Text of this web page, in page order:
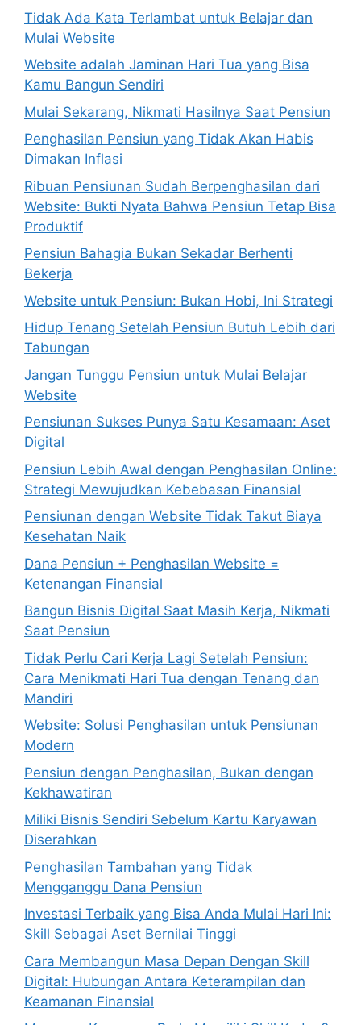
Tidak Ada Kata Terlambat untuk Belajar dan
Mulai Website
Website adalah Jaminan Hari Tua yang Bisa
Kamu Bangun Sendiri
Mulai Sekarang, Nikmati Hasilnya Saat Pensiun
Penghasilan Pensiun yang Tidak Akan Habis
Dimakan Inflasi
Ribuan Pensiunan Sudah Berpenghasilan dari
Website: Bukti Nyata Bahwa Pensiun Tetap Bisa
Produktif
Pensiun Bahagia Bukan Sekadar Berhenti
Bekerja
Website untuk Pensiun: Bukan Hobi, Ini Strategi
Hidup Tenang Setelah Pensiun Butuh Lebih dari
Tabungan
Jangan Tunggu Pensiun untuk Mulai Belajar
Website
Pensiunan Sukses Punya Satu Kesamaan: Aset
Digital
Pensiun Lebih Awal dengan Penghasilan Online:
Strategi Mewujudkan Kebebasan Finansial
Pensiunan dengan Website Tidak Takut Biaya
Kesehatan Naik
Dana Pensiun + Penghasilan Website =
Ketenangan Finansial
Bangun Bisnis Digital Saat Masih Kerja, Nikmati
Saat Pensiun
Tidak Perlu Cari Kerja Lagi Setelah Pensiun:
Cara Menikmati Hari Tua dengan Tenang dan
Mandiri
Website: Solusi Penghasilan untuk Pensiunan
Modern
Pensiun dengan Penghasilan, Bukan dengan
Kekhawatiran
Miliki Bisnis Sendiri Sebelum Kartu Karyawan
Diserahkan
Penghasilan Tambahan yang Tidak
Mengganggu Dana Pensiun
Investasi Terbaik yang Bisa Anda Mulai Hari Ini:
Skill Sebagai Aset Bernilai Tinggi
Cara Membangun Masa Depan Dengan Skill
Digital: Hubungan Antara Keterampilan dan
Keamanan Finansial